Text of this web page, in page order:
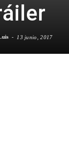
- 13 junio, 2017